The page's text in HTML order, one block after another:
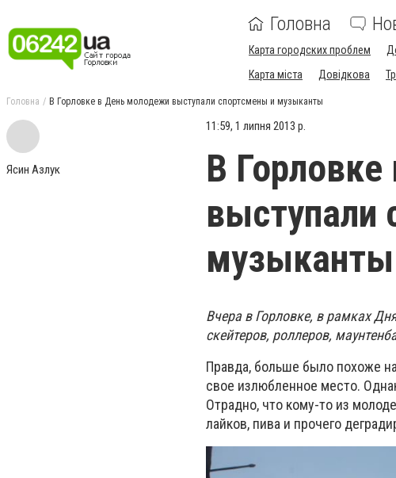
Головна
Карта городских проблем
Карта міста
Довідкова
Головна В Горловке в День молодежи выступали спортсмены и музыканты
Ясин Азлук
11:59, 1 липня 2013 р.
В
выступали
музыканты
Вчера в Горловке, в рамках
скейтеров, роллеров,
Правда, больше было похоже
свое излюбленное место.
Отрадно, что кому-то из
лайков, пива и прочего